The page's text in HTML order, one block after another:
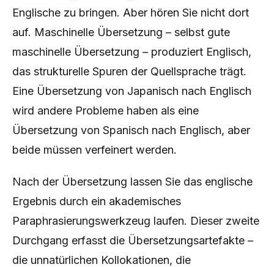
Englische zu bringen. Aber hören Sie nicht dort
auf. Maschinelle Übersetzung – selbst gute
maschinelle Übersetzung – produziert Englisch,
das strukturelle Spuren der Quellsprache trägt.
Eine Übersetzung von Japanisch nach Englisch
wird andere Probleme haben als eine
Übersetzung von Spanisch nach Englisch, aber
beide müssen verfeinert werden.
Nach der Übersetzung lassen Sie das englische
Ergebnis durch ein akademisches
Paraphrasierungswerkzeug laufen. Dieser zweite
Durchgang erfasst die Übersetzungsartefakte –
die unnatürlichen Kollokationen, die